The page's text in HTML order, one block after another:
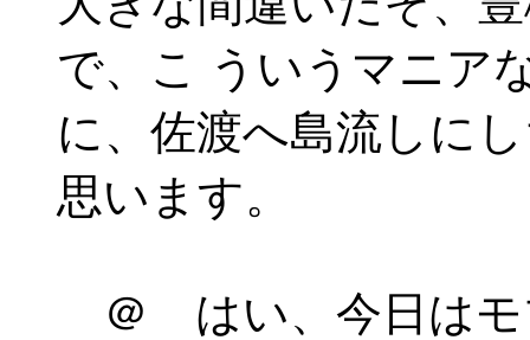
で、こ ういうマニア
に、佐渡へ島流しに
思います。
＠ はい、今日はモ